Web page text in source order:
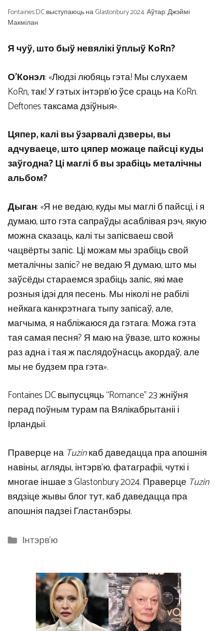
Fontaines DC выступаюць на Glastonbury 2024. Аўтар: Джэймі
Макмілан
Я чуў, што быў невялікі ўплыў KoRn?
О’Конэл: «Людзі любяць гэта! Мы слухаем
KoRn, так! У гэтых інтэрв’ю ўсе сраць на KoRn.
Deftones таксама дзіўныя».
Цяпер, калі вы ўзарвалі дзверы, вы
адчуваеце, што цяпер можаце пайсці куды
заўгодна? Ці маглі б вы зрабіць металічны
альбом?
Дыган: «Я не ведаю, куды мы маглі б пайсці, і я
думаю, што гэта сапраўды асаблівая рэч, якую
можна сказаць, калі ты запісваеш свой
чацвёрты запіс. Ці можам мы зрабіць свой
металічны запіс? не ведаю Я думаю, што мы
заўсёды стараемся зрабіць запіс, які мае
розныя ідэі для песень. Мы ніколі не рабілі
нейкага канкрэтнага тыпу запісаў, але,
магчыма, я набліжаюся да гэтага. Можа гэта
тая самая песня? Я маю на ўвазе, што кожны
раз адна і тая ж паслядоўнасць акордаў, але
мы не будзем пра гэта».
Fontaines DC выпусцяць “Romance” 23 жніўня
перад поўным турам па Вялікабрытаніі і
Ірландыі.
Праверце на Tuzinкаб даведацца пра апошнія
навіны, агляды, інтэрв’ю, фатаграфіі, чуткі і
многае іншае з Glastonbury 2024. Праверце Tuzin
вядзіце жывы блог тут, каб даведацца пра
апошнія падзеі Гластанбэры.
Categories
Інтэрв'ю